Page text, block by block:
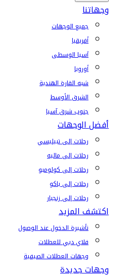
وجهاتنا
جميع الوجهات
أفريقيا
آسيا الوسطى
أوروبا
شبه القارة الهندية
الشرق الأوسط
جنوب شرق آسيا
أفضل الوجهات
رحلات إلى تبيليسي
رحلات إلى ماليه
رحلات إلى كولومبو
رحلات إلى باكو
رحلات إلى زنجبار
اكتشف المزيد
تأشيرة الدخول عند الوصول
فلاي دبي للعطلات
وجهات العطلات الصيفية
وجهات جديدة